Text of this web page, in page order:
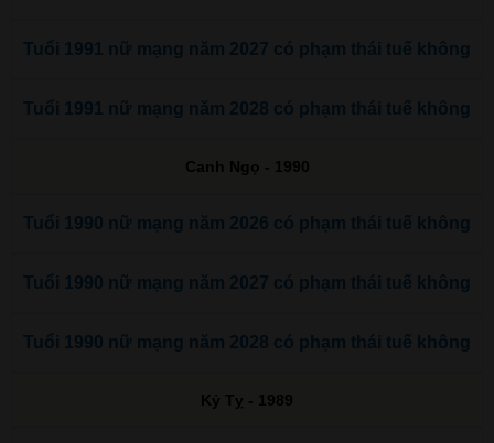
Tuổi 1991 nữ mạng năm 2027 có phạm thái tuế không
Tuổi 1991 nữ mạng năm 2028 có phạm thái tuế không
Canh Ngọ - 1990
Tuổi 1990 nữ mạng năm 2026 có phạm thái tuế không
Tuổi 1990 nữ mạng năm 2027 có phạm thái tuế không
Tuổi 1990 nữ mạng năm 2028 có phạm thái tuế không
Kỷ Tỵ - 1989